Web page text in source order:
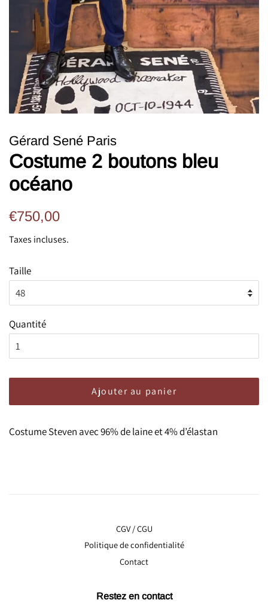
Gérard Sené Paris
Costume 2 boutons bleu
océano
Prix
€750,00
Taxes incluses.
Taille
Quantité
Ajouter au panier
Costume Steven avec 96% de laine et 4% d’élastan
CGV / CGU
Politique de confidentialité
Contact
Restez en contact